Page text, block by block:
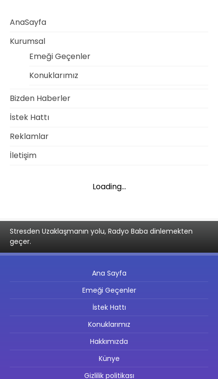
AnaSayfa
Kurumsal
Emeği Geçenler
Konuklarımız
Bizden Haberler
İstek Hattı
Reklamlar
İletişim
Loading...
Stresden Uzaklaşmanın yolu, Radyo Baba dinlemekten
geçer.
Ana Sayfa
Emeği Geçenler
İstek Hattı
Konuklarımız
Hakkımızda
Künye
Gizlilik politikası